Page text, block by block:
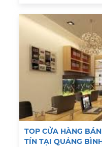
TOP CỬA HÀNG
TÍN TẠI QUẢNG